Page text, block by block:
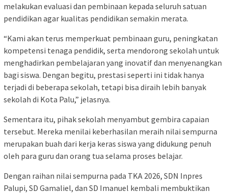
melakukan evaluasi dan pembinaan kepada seluruh satuan
pendidikan agar kualitas pendidikan semakin merata.
“Kami akan terus memperkuat pembinaan guru, peningkatan
kompetensi tenaga pendidik, serta mendorong sekolah untuk
menghadirkan pembelajaran yang inovatif dan menyenangkan
bagi siswa. Dengan begitu, prestasi seperti ini tidak hanya
terjadi di beberapa sekolah, tetapi bisa diraih lebih banyak
sekolah di Kota Palu,” jelasnya.
Sementara itu, pihak sekolah menyambut gembira capaian
tersebut. Mereka menilai keberhasilan meraih nilai sempurna
merupakan buah dari kerja keras siswa yang didukung penuh
oleh para guru dan orang tua selama proses belajar.
Dengan raihan nilai sempurna pada TKA 2026, SDN Inpres
Palupi, SD Gamaliel, dan SD Imanuel kembali membuktikan